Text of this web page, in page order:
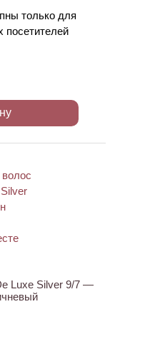
только для
посетителей
Luxe Silver 9/7 —